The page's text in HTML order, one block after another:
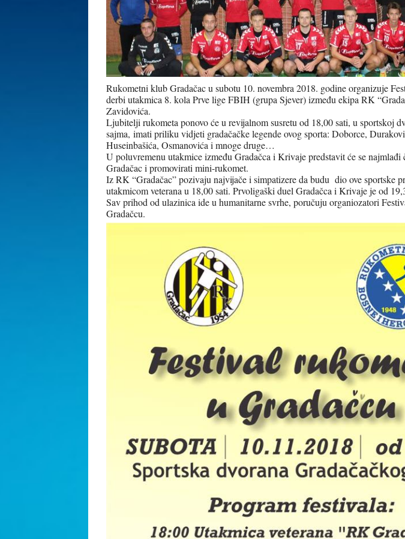
Rukometni klub Gradačac u subotu 10. novembra 2018. godine organizuje
derbi utakmica 8. kola Prve lige FBIH (grupa Sjever) između ekipa RK
Zavidovića.
Ljubitelji rukometa ponovo će u revijalnom susretu od 18,00 sati, u sportskoj
sajma, imati priliku vidjeti gradačačke legende ovog sporta: Doborce,
Huseinbašića, Osmanovića i mnoge druge…
U poluvremenu utakmice između Gradačca i Krivaje predstavit će se najmlađi
Gradačac i promovirati mini-rukomet.
Iz RK “Gradačac” pozivaju najvijače i simpatizere da budu dio ove sportske
utakmicom veterana u 18,00 sati. Prvoligaški duel Gradačca i Krivaje je od
Sav prihod od ulazinica ide u humanitarne svrhe, poručuju organiozatori
Gradačcu.